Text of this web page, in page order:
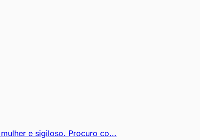
e sigiloso. Procuro co...